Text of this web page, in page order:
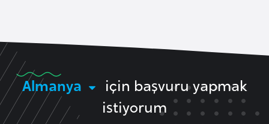
Almanya
için başvuru yapmak
istiyorum
s
t
a
n